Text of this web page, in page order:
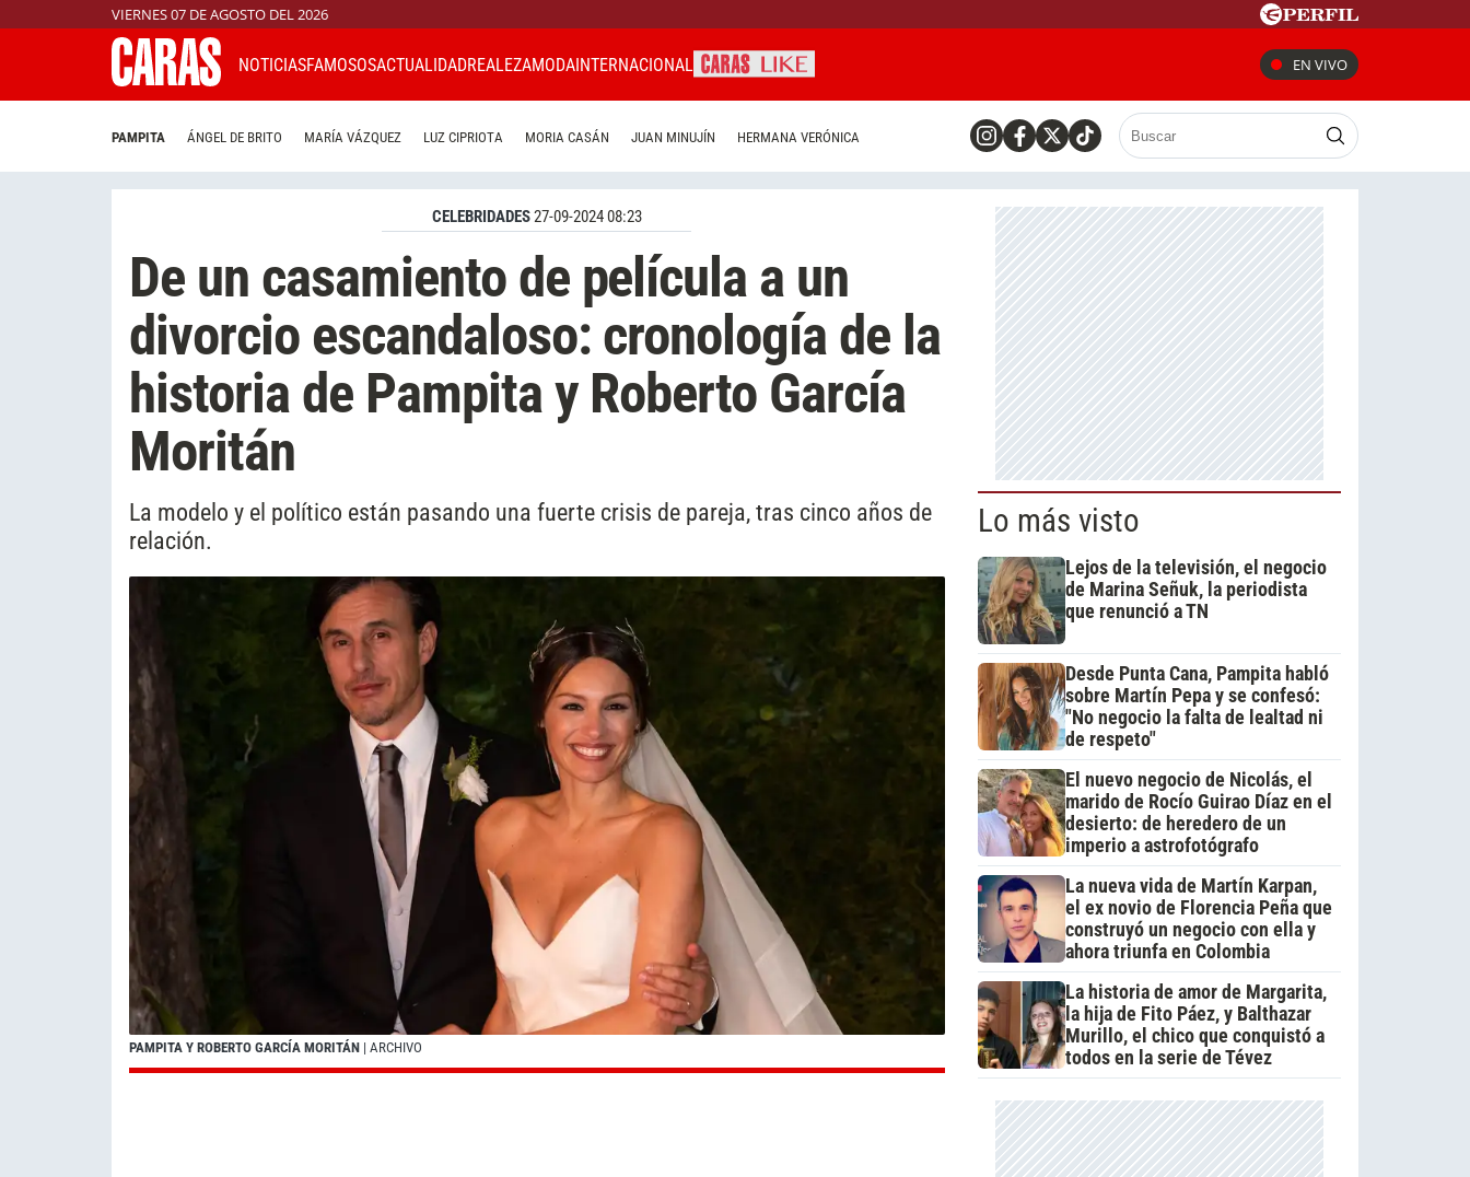
VIERNES 07 DE AGOSTO DEL 2026
NOTICIASFAMOSOSACTUALIDADREALEZAMODAINTERNACIONAL EN VIVO
PAMPITA ÁNGEL DE BRITO MARÍA VÁZQUEZ LUZ CIPRIOTA MORIA CASÁN JUAN MINUJÍN HERMANA VERÓNICA
CELEBRIDADES27-09-2024 08:23
De un casamiento de película a un
divorcio escandaloso: cronología de la
historia de Pampita y Roberto García
Moritán
La modelo y el político están pasando una fuerte crisis de pareja, tras cinco años de
relación.
PAMPITA Y ROBERTO GARCÍA MORITÁN | ARCHIVO
Lo más visto
Lejos de la televisión, el negocio
de Marina Señuk, la periodista
que renunció a TN
Desde Punta Cana, Pampita habló
sobre Martín Pepa y se confesó:
"No negocio la falta de lealtad ni
de respeto"
El nuevo negocio de Nicolás, el
marido de Rocío Guirao Díaz en el
desierto: de heredero de un
imperio a astrofotógrafo
La nueva vida de Martín Karpan,
el ex novio de Florencia Peña que
construyó un negocio con ella y
ahora triunfa en Colombia
La historia de amor de Margarita,
la hija de Fito Páez, y Balthazar
Murillo, el chico que conquistó a
todos en la serie de Tévez